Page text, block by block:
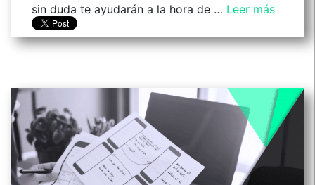
sin duda te ayudarán a la hora de … Leer más